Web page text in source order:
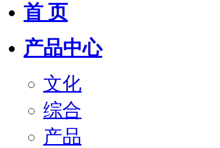
首 页
产品中心
文化
综合
产品